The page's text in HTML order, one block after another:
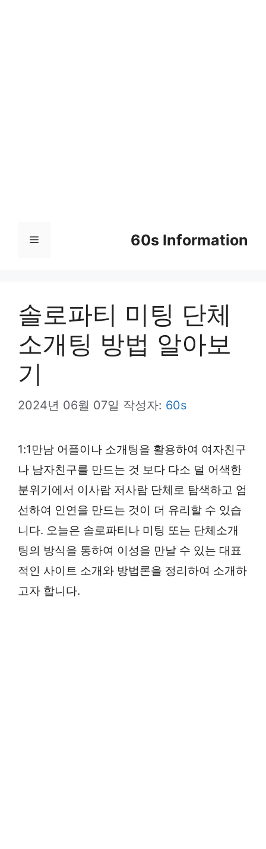
60s Information
메
솔로파티 미팅 단체
소개팅 방법 알아보
기
2024년 06월 07일 작성자: 60s
1:1만남 어플이나 소개팅을 활용하여 여자친구
나 남자친구를 만드는 것 보다 다소 덜 어색한
분위기에서 이사람 저사람 단체로 탐색하고 엄
선하여 인연을 만드는 것이 더 유리할 수 있습
니다. 오늘은 솔로파티나 미팅 또는 단체소개
팅의 방식을 통하여 이성을 만날 수 있는 대표
적인 사이트 소개와 방법론을 정리하여 소개하
고자 합니다.